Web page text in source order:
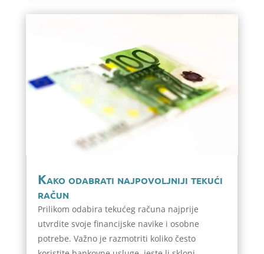
Kako odabrati najpovoljniji tekući
račun
Prilikom odabira tekućeg računa najprije
utvrdite svoje financijske navike i osobne
potrebe. Važno je razmotriti koliko često